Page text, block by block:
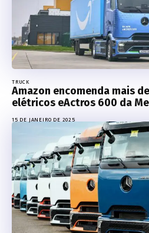
TRUCK
Amazon encomenda mais
elétricos eActros 600 da
15 DE JANEIRO DE 2025